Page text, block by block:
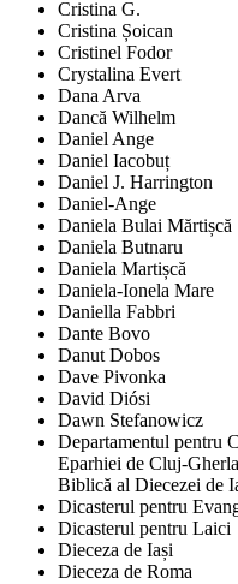
Cristina G.
Cristina Șoican
Cristinel Fodor
Crystalina Evert
Dana Arva
Dancă Wilhelm
Daniel Ange
Daniel Iacobuț
Daniel J. Harrington
Daniel-Ange
Daniela Bulai Mărtișcă
Daniela Butnaru
Daniela Martișcă
Daniela-Ionela Mare
Daniella Fabbri
Dante Bovo
Danut Dobos
Dave Pivonka
David Diósi
Dawn Stefanowicz
Departamentul pentru
Eparhiei de Cluj-
Biblică al Diecezei de
Dicasterul pentru
Dicasterul pentru Laici
Dieceza de Iași
Dieceza de Roma